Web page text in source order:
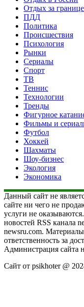
Отдых за
ПДД
Политика
Происшествия
Психология
Рынки
Сериалы
Спорт
ТВ
Теннис
Технологии
Тренды
Фигурное
Фильмы и
Футбол
Хоккей
Шахматы
Шоу-бизнес
Экология
Экономика
Данный сайт не
сайте ни чего не
услуги не
новостей RSS канала
newsru.com.
ответственность за
Администрация сайта
Сайт от psikhoter @